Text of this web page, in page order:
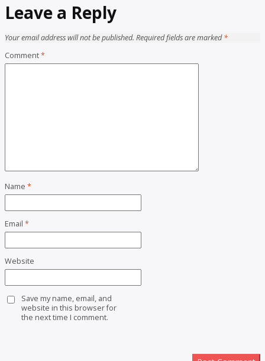
Leave a Reply
Your email address will not be published. Required fields are marked*
Comment*
Name *
Email *
Website
Save my name, email, and
website in this browser for
the next time I comment.